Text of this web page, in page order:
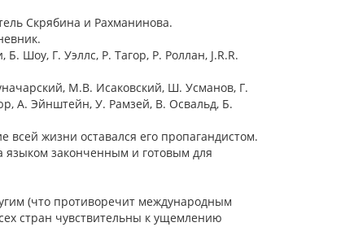
Скрябина и Рахманинова.
Шоу, Г. Уэллс, Р. Тагор, Р. Роллан, J.R.R.
М.В. Исаковский, Ш. Усманов, Г.
А. Эйнштейн, У. Рамзей, В. Освальд, Б.
всей жизни оставался его пропагандистом.
языком законченным и готовым для
(что противоречит международным
стран чувствительны к ущемлению